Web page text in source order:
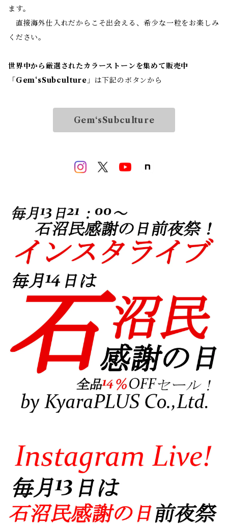
ます。
直接海外仕入れだからこそ出会える、希少な一粒をお楽しみ
ください。
世界中から厳選されたカラーストーンを集めて販売中
「 Gem‘sSubculture 」は下記のボタンから
Gem‘sSubculture